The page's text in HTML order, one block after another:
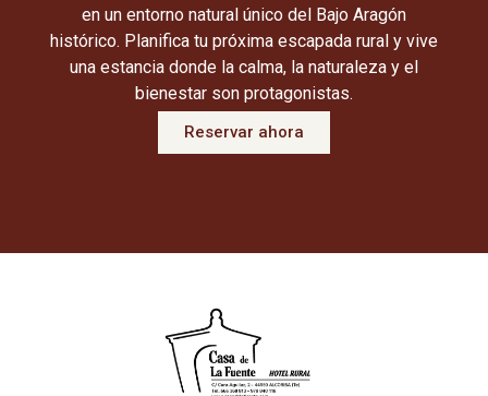
en un entorno natural único del Bajo Aragón
histórico. Planifica tu próxima escapada rural y vive
una estancia donde la calma, la naturaleza y el
bienestar son protagonistas.
Reservar ahora